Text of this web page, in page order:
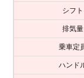
シフト
排気量
乗車定
ハンド